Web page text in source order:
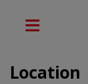
Location